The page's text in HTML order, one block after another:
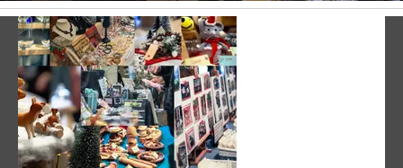
Vorige